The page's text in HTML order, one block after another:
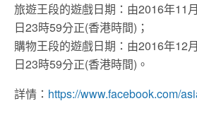
旅遊王段的遊戲日期：由2016年11
日23時59分正(香港時間)；
購物王段的遊戲日期：由2016年12
日23時59分正(香港時間)。
詳情： https://www.facebook.com/